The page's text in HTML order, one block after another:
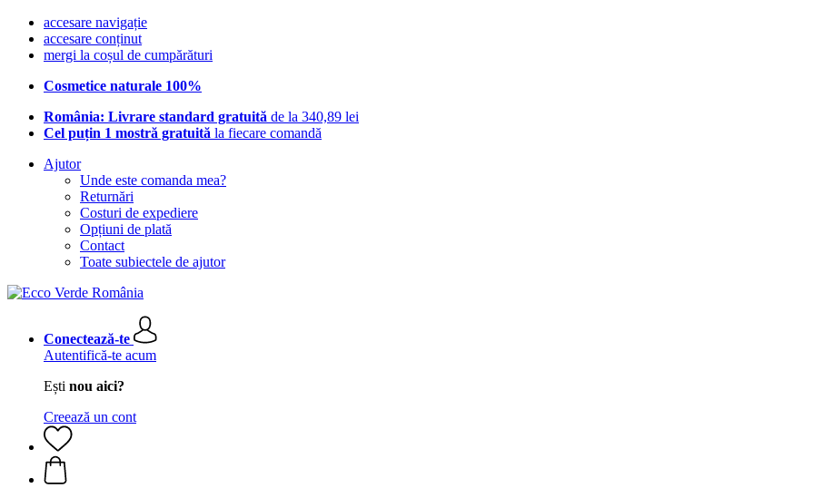
accesare navigație
accesare conținut
mergi la coșul de cumpărături
Cosmetice naturale 100%
România: Livrare standard gratuită de la 340,89 lei
Cel puțin 1 mostră gratuită la fiecare comandă
Ajutor
Unde este comanda mea?
Returnări
Costuri de expediere
Opțiuni de plată
Contact
Toate subiectele de ajutor
Conectează-te
Autentifică-te acum
Ești nou aici?
Creează un cont